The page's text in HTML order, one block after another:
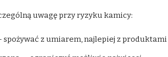
uwagę przy ryzyku kamicy:
spożywać z umiarem, najlepiej z